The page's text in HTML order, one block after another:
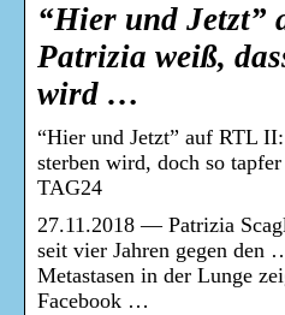
“Hier und Jetzt”
Patrizia weiß,
wird …
“Hier und Jetzt” auf RTL
sterben wird, doch so
TAG24
27.11.2018 — Patrizia
seit vier Jahren gegen den
Metastasen in der Lunge
Facebook …